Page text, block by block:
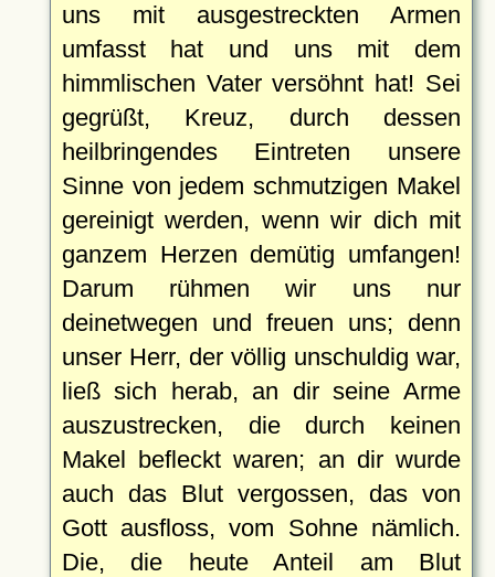
uns mit ausgestreckten Armen
umfasst hat und uns mit dem
himmlischen Vater versöhnt hat! Sei
gegrüßt, Kreuz, durch dessen
heilbringendes Eintreten unsere
Sinne von jedem schmutzigen Makel
gereinigt werden, wenn wir dich mit
ganzem Herzen demütig umfangen!
Darum rühmen wir uns nur
deinetwegen und freuen uns; denn
unser Herr, der völlig unschuldig war,
ließ sich herab, an dir seine Arme
auszustrecken, die durch keinen
Makel befleckt waren; an dir wurde
auch das Blut vergossen, das von
Gott ausfloss, vom Sohne nämlich.
Die, die heute Anteil am Blut